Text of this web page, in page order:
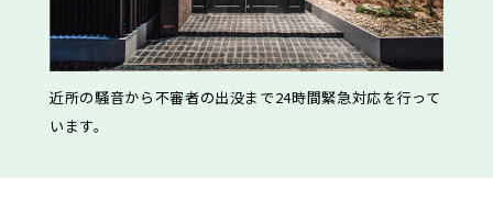
近所の騒音から不審者の出没まで24時間緊急対応を行って
います。